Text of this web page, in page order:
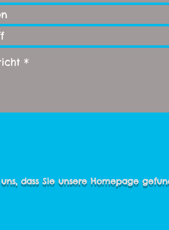
dass Sie unsere Homepage